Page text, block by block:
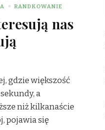
RANDKOWANIE
nas
gdzie większość
a
niż kilkanaście
pojawia się